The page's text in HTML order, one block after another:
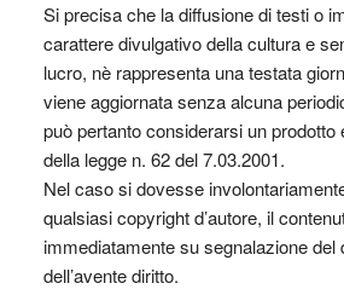
Si precisa che la diffusione di testi o
carattere divulgativo della cultura e
lucro, nè rappresenta una testata
viene aggiornata senza alcuna
può pertanto considerarsi un prodotto
della legge n. 62 del 7.03.2001.
Nel caso si dovesse
qualsiasi copyright d’autore, il
immediatamente su segnalazione del
dell’avente diritto.